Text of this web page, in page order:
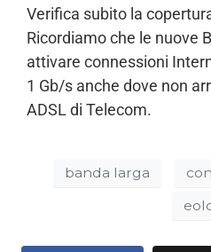
Verifica subito la
Ricordiamo che le nuove
attivare connessioni
1 Gb/s anche dove non
ADSL di Telecom.
banda larga